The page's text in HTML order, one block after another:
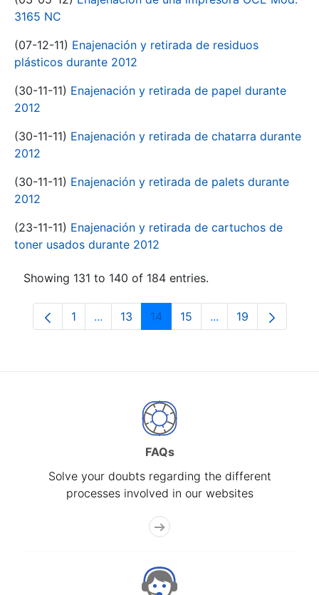
3165 NC
(07-12-11) Enajenación y retirada de residuos
plásticos durante 2012
(30-11-11) Enajenación y retirada de papel durante
2012
(30-11-11) Enajenación y retirada de chatarra durante
2012
(30-11-11) Enajenación y retirada de palets durante
2012
(23-11-11) Enajenación y retirada de cartuchos de
toner usados durante 2012
Showing 131 to 140 of 184 entries.
Page
1 ...Intermediate Pages Use TAB to navigate.
Page
13 Page
14 Page
15 ...Intermediate
Page
19
FAQs
Solve your doubts regarding the different
processes involved in our websites